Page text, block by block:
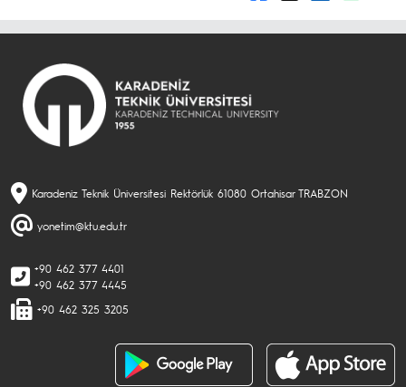
Karadeniz Teknik Üniversitesi Rektörlük 61080 Ortahisar TRABZON
yonetim@ktu.edu.tr
+90 462 377 4401
+90 462 377 4445
+90 462 325 3205